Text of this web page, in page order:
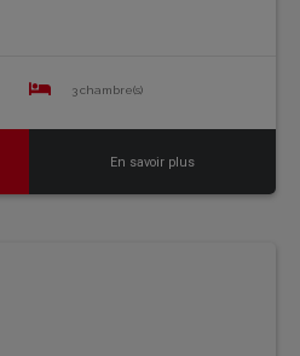
3 chambre(s)
En savoir plus